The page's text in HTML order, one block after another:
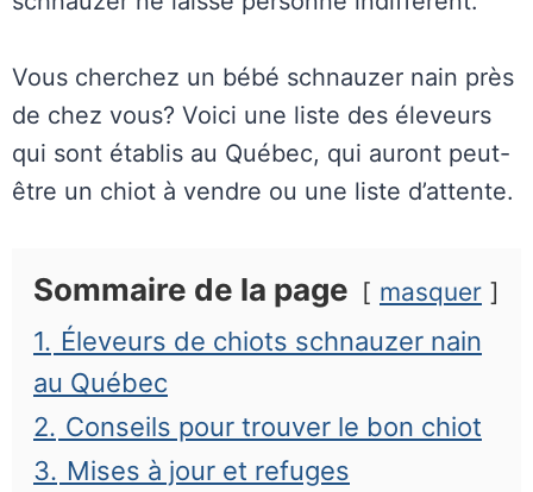
Vous cherchez un bébé schnauzer nain près
de chez vous? Voici une liste des éleveurs
qui sont établis au Québec, qui auront peut-
être un chiot à vendre ou une liste d’attente.
Sommaire de la page masquer
1. Éleveurs de chiots schnauzer nain
au Québec
2. Conseils pour trouver le bon chiot
3. Mises à jour et refuges